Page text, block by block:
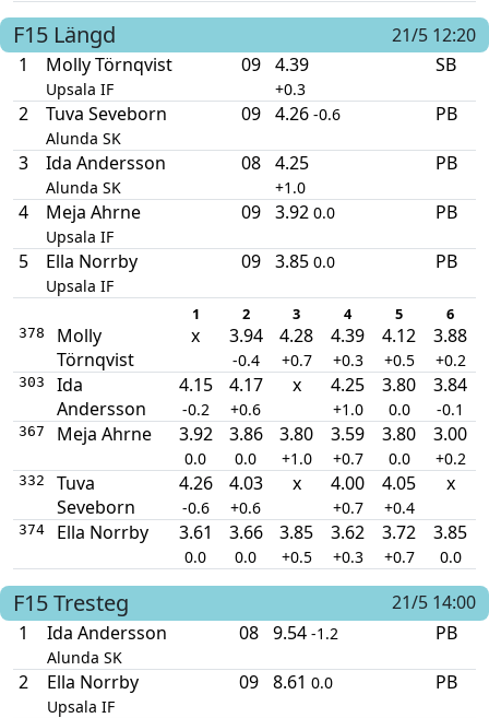
F15 Längd
21/5 12:20
1
Molly Törnqvist
Upsala IF
09 4.39
+0.3
SB
2 Tuva Seveborn
Alunda SK
09 4.26 -0.6 PB
3 Ida Andersson
Alunda SK
08 4.25
+1.0
PB
4 Meja Ahrne
Upsala IF
09 3.92 0.0 PB
5 Ella Norrby
Upsala IF
09 3.85 0.0 PB
1 2 3 4 5 6
378
Molly
Törnqvist
x 3.94
-0.4
4.28
+0.7
4.39
+0.3
4.12
+0.5
3.88
+0.2
303
Ida
Andersson
4.15
-0.2
4.17
+0.6
x 4.25
+1.0
3.80
0.0
3.84
-0.1
367 Meja Ahrne 3.92
0.0
3.86
0.0
3.80
+1.0
3.59
+0.7
3.80
0.0
3.00
+0.2
332
Tuva
Seveborn
4.26
-0.6
4.03
+0.6
x 4.00
+0.7
4.05
+0.4
x
374 Ella Norrby 3.61
0.0
3.66
0.0
3.85
+0.5
3.62
+0.3
3.72
+0.7
3.85
0.0
F15Tresteg
21/5 14:00
1
Ida Andersson
Alunda SK
08 9.54 -1.2 PB
2 Ella Norrby
Upsala IF
09 8.61 0.0 PB